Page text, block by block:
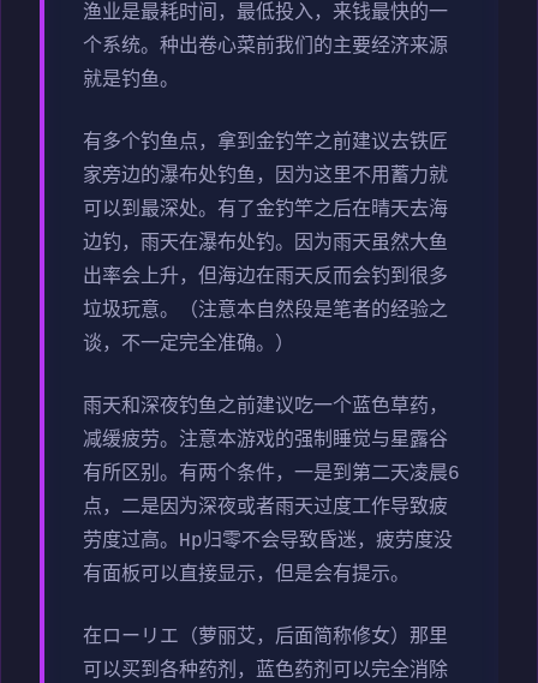
渔业是最耗时间，最低投入，来钱最快的一
个系统。种出卷心菜前我们的主要经济来源
就是钓鱼。
有多个钓鱼点，拿到金钓竿之前建议去铁匠
家旁边的瀑布处钓鱼，因为这里不用蓄力就
可以到最深处。有了金钓竿之后在晴天去海
边钓，雨天在瀑布处钓。因为雨天虽然大鱼
出率会上升，但海边在雨天反而会钓到很多
垃圾玩意。（注意本自然段是笔者的经验之
谈，不一定完全准确。）
雨天和深夜钓鱼之前建议吃一个蓝色草药，
减缓疲劳。注意本游戏的强制睡觉与星露谷
有所区别。有两个条件，一是到第二天凌晨6
点，二是因为深夜或者雨天过度工作导致疲
劳度过高。Hp归零不会导致昏迷，疲劳度没
有面板可以直接显示，但是会有提示。
在ローリエ（萝丽艾，后面简称修女）那里
可以买到各种药剂，蓝色药剂可以完全消除